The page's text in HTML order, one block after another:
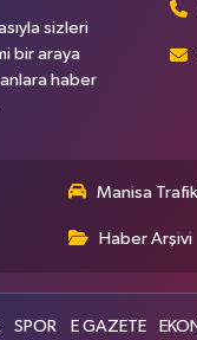
sizleri
bir araya
haber
Manisa
Haber Arşivi
SPOR E GAZETE